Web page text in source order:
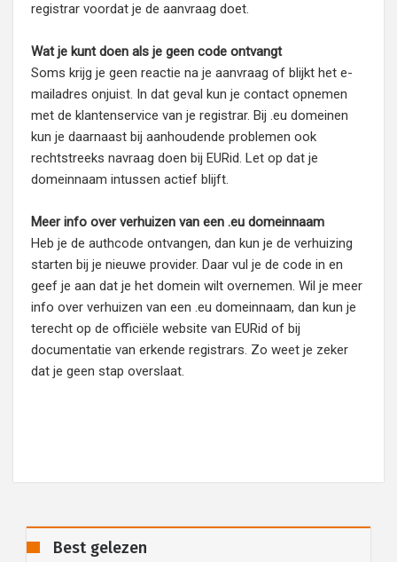
registrar voordat je de aanvraag doet.
Wat je kunt doen als je geen code ontvangt
Soms krijg je geen reactie na je aanvraag of blijkt het e-
mailadres onjuist. In dat geval kun je contact opnemen
met de klantenservice van je registrar. Bij .eu domeinen
kun je daarnaast bij aanhoudende problemen ook
rechtstreeks navraag doen bij EURid. Let op dat je
domeinnaam intussen actief blijft.
Meer info over verhuizen van een .eu domeinnaam
Heb je de authcode ontvangen, dan kun je de verhuizing
starten bij je nieuwe provider. Daar vul je de code in en
geef je aan dat je het domein wilt overnemen. Wil je meer
info over verhuizen van een .eu domeinnaam, dan kun je
terecht op de officiële website van EURid of bij
documentatie van erkende registrars. Zo weet je zeker
dat je geen stap overslaat.
Best gelezen